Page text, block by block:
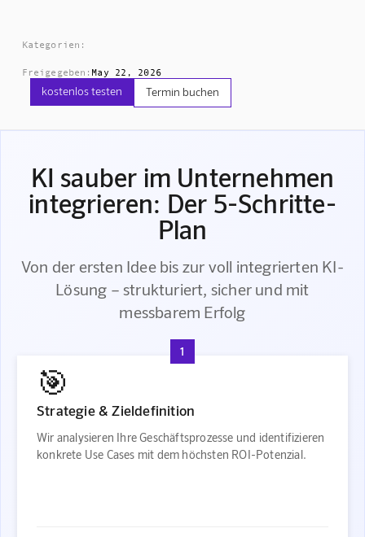
Kategorien:
Freigegeben: May 22, 2026
kostenlos testen Termin buchen
KI sauber im Unternehmen
integrieren: Der 5-Schritte-
Plan
Von der ersten Idee bis zur voll integrierten KI-
Lösung – strukturiert, sicher und mit
messbarem Erfolg
1
🎯
Strategie & Zieldefinition
Wir analysieren Ihre Geschäftsprozesse und identifizieren
konkrete Use Cases mit dem höchsten ROI-Potenzial.